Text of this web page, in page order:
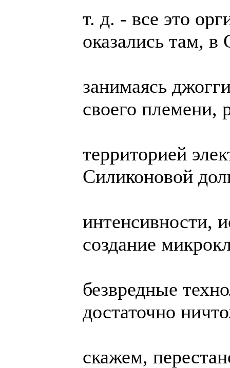
т. д. - все это
оказались там, в
занимаясь
своего племени,
территорией
Силиконовой
интенсивности,
создание
безвредные
достаточно
скажем,